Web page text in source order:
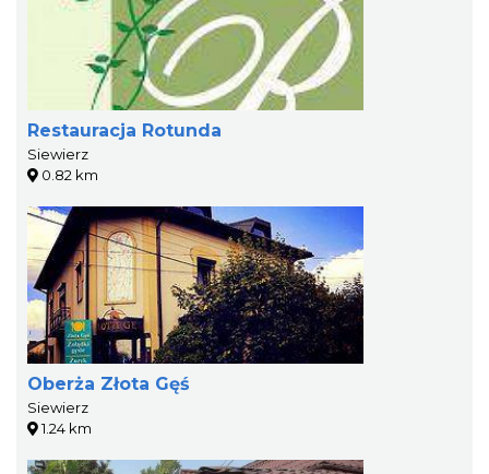
Restauracja Rotunda
Siewierz
0.82 km
Oberża Złota Gęś
Siewierz
1.24 km